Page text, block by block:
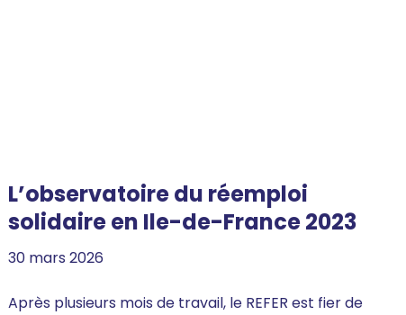
L’observatoire du réemploi
solidaire en Ile-de-France 2023
30 mars 2026
Après plusieurs mois de travail, le REFER est fier de